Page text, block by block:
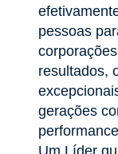
pessoas
resultados,
gerações
Um Líder